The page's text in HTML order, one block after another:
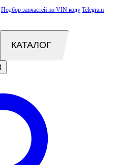
Подбор запчастей по VIN коду Telegram
КАТАЛОГ